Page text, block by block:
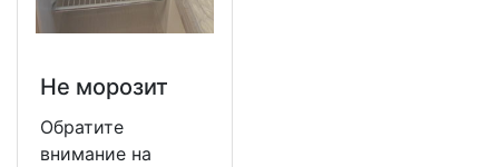
Не морозит
Обратите
внимание на